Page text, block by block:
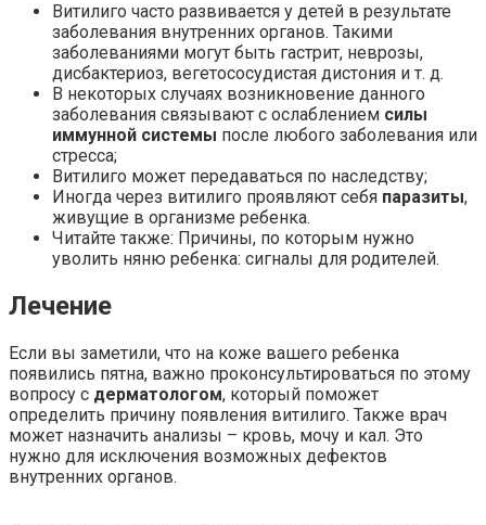
Витилиго часто развивается у детей в результате
заболевания внутренних органов. Такими
заболеваниями могут быть гастрит, неврозы,
дисбактериоз, вегетососудистая дистония и т. д.
В некоторых случаях возникновение данного
заболевания связывают с ослаблением силы
иммунной системы после любого заболевания или
стресса;
Витилиго может передаваться по наследству;
Иногда через витилиго проявляют себя паразиты,
живущие в организме ребенка.
Читайте также: Причины, по которым нужно
уволить няню ребенка: сигналы для родителей.
Лечение
Если вы заметили, что на коже вашего ребенка
появились пятна, важно проконсультироваться по этому
вопросу с дерматологом, который поможет
определить причину появления витилиго. Также врач
может назначить анализы – кровь, мочу и кал. Это
нужно для исключения возможных дефектов
внутренних органов.